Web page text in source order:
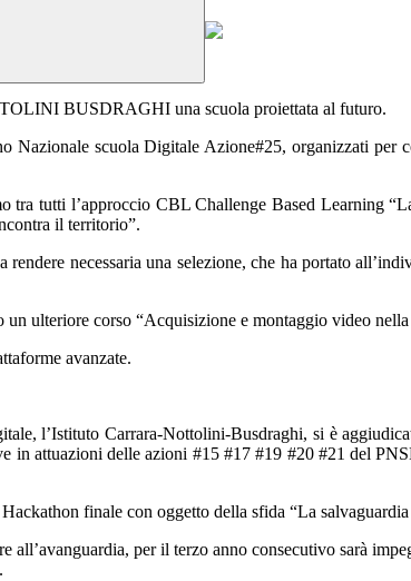
BUSDRAGHI una scuola proiettata al futuro.
scuola Digitale Azione#25, organizzati per
tutti l’approccio CBL Challenge Based Learning
il territorio”.
necessaria una selezione, che ha portato
ulteriore corso “Acquisizione e montaggio video
avanzate.
l’Istituto Carrara-Nottolini-Busdraghi, si è
in attuazioni delle azioni #15 #17 #19 #20 #21 del
finale con oggetto della sfida “La salvaguardia
per il terzo anno consecutivo sarà